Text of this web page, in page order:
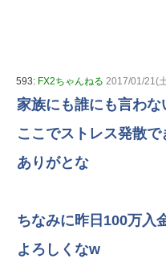
593: FX2ちゃんねる 2017/01/21(
家族にも誰にも言わな
ここでストレス発散で
ありがとな
ちなみに昨日100万入
よろしくなw